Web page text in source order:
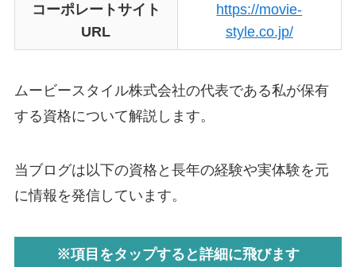
コーポレートサイト
URL
https://movie-
style.co.jp/
ムービースタイル株式会社の代表である私が保有
する資格について解説します。
当ブログは以下の資格と長年の経験や実体験を元
に情報を発信しています。
※項目をタップすると詳細に飛びます